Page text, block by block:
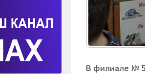
В филиале №